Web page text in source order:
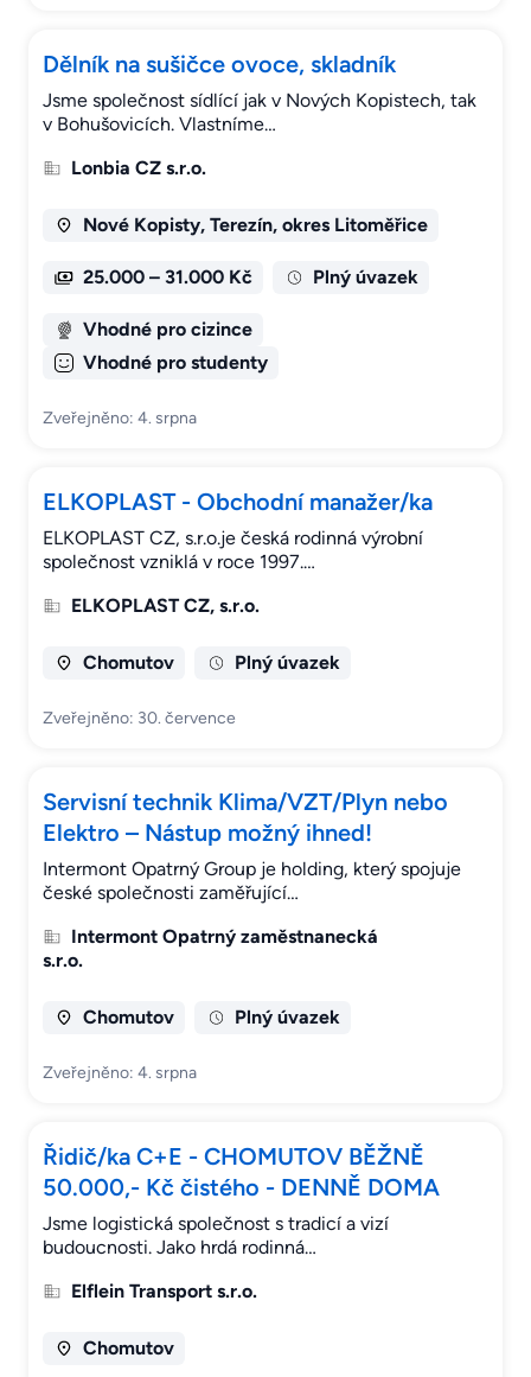
Dělník na sušičce ovoce, skladník
Jsme společnost sídlící jak v Nových Kopistech, tak
v Bohušovicích. Vlastníme…
Lonbia CZ s.r.o.
Nové Kopisty, Terezín, okres Litoměřice
25.000 – 31.000 Kč Plný úvazek
Vhodné pro cizince
Vhodné pro studenty
Zveřejněno: 4. srpna
ELKOPLAST - Obchodní manažer/ka
ELKOPLAST CZ, s.r.o.je česká rodinná výrobní
společnost vzniklá v roce 1997.…
ELKOPLAST CZ, s.r.o.
Chomutov Plný úvazek
Zveřejněno: 30. července
Servisní technik Klima/VZT/Plyn nebo
Elektro – Nástup možný ihned!
Intermont Opatrný Group je holding, který spojuje
české společnosti zaměřující…
Intermont Opatrný zaměstnanecká
s.r.o.
Chomutov Plný úvazek
Zveřejněno: 4. srpna
Řidič/ka C+E - CHOMUTOV BĚŽNĚ
50.000,- Kč čistého - DENNĚ DOMA
Jsme logistická společnost s tradicí a vizí
budoucnosti. Jako hrdá rodinná…
Elflein Transport s.r.o.
Chomutov